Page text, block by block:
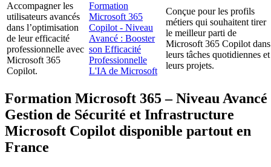
Accompagner les
utilisateurs avancés
dans l’optimisation
de leur efficacité
professionnelle avec
Microsoft 365
Copilot.
Formation
Microsoft 365
Copilot - Niveau
Avancé : Booster
son Efficacité
Professionnelle
L'IA de Microsoft
Conçue pour les profils
métiers qui souhaitent tirer
le meilleur parti de
Microsoft 365 Copilot dans
leurs tâches quotidiennes et
leurs projets.
Formation Microsoft 365 – Niveau Avancé
Gestion de Sécurité et Infrastructure
Microsoft Copilot disponible partout en
France